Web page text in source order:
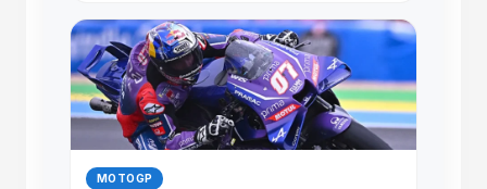
MOTOGP